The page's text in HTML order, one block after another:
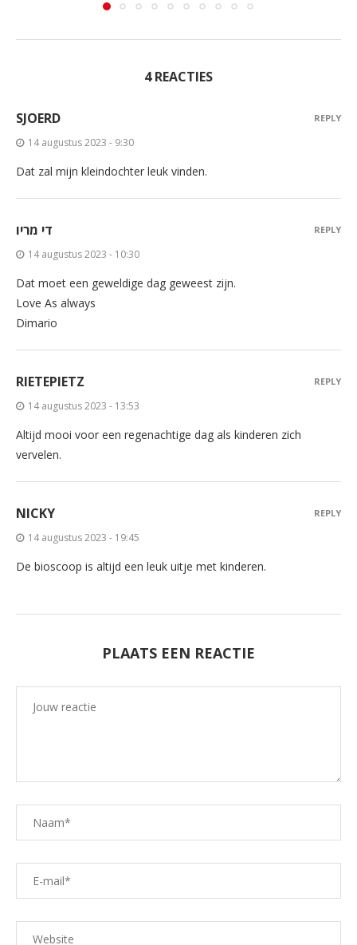
4 REACTIES
SJOERD
14 augustus 2023 - 9:30
Dat zal mijn kleindochter leuk vinden.
REPLY
די מריו
14 augustus 2023 - 10:30
Dat moet een geweldige dag geweest zijn.
Love As always
Dimario
REPLY
RIETEPIETZ
14 augustus 2023 - 13:53
Altijd mooi voor een regenachtige dag als kinderen zich
vervelen.
REPLY
NICKY
14 augustus 2023 - 19:45
De bioscoop is altijd een leuk uitje met kinderen.
REPLY
PLAATS EEN REACTIE